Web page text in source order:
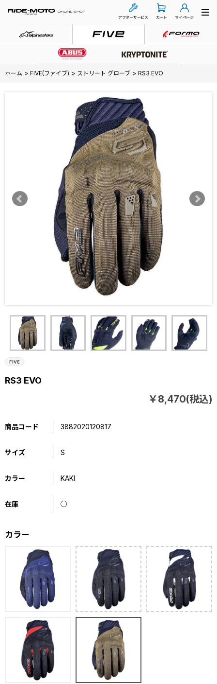
アフターサービス カート マイページ
ホーム > FIVE(ファイブ) > ストリート グローブ > RS3 EVO
RS3 EVO
￥8,470(税込)
商品コード 3882020120817
サイズ S
カラー KAKI
在庫 ○
カラー